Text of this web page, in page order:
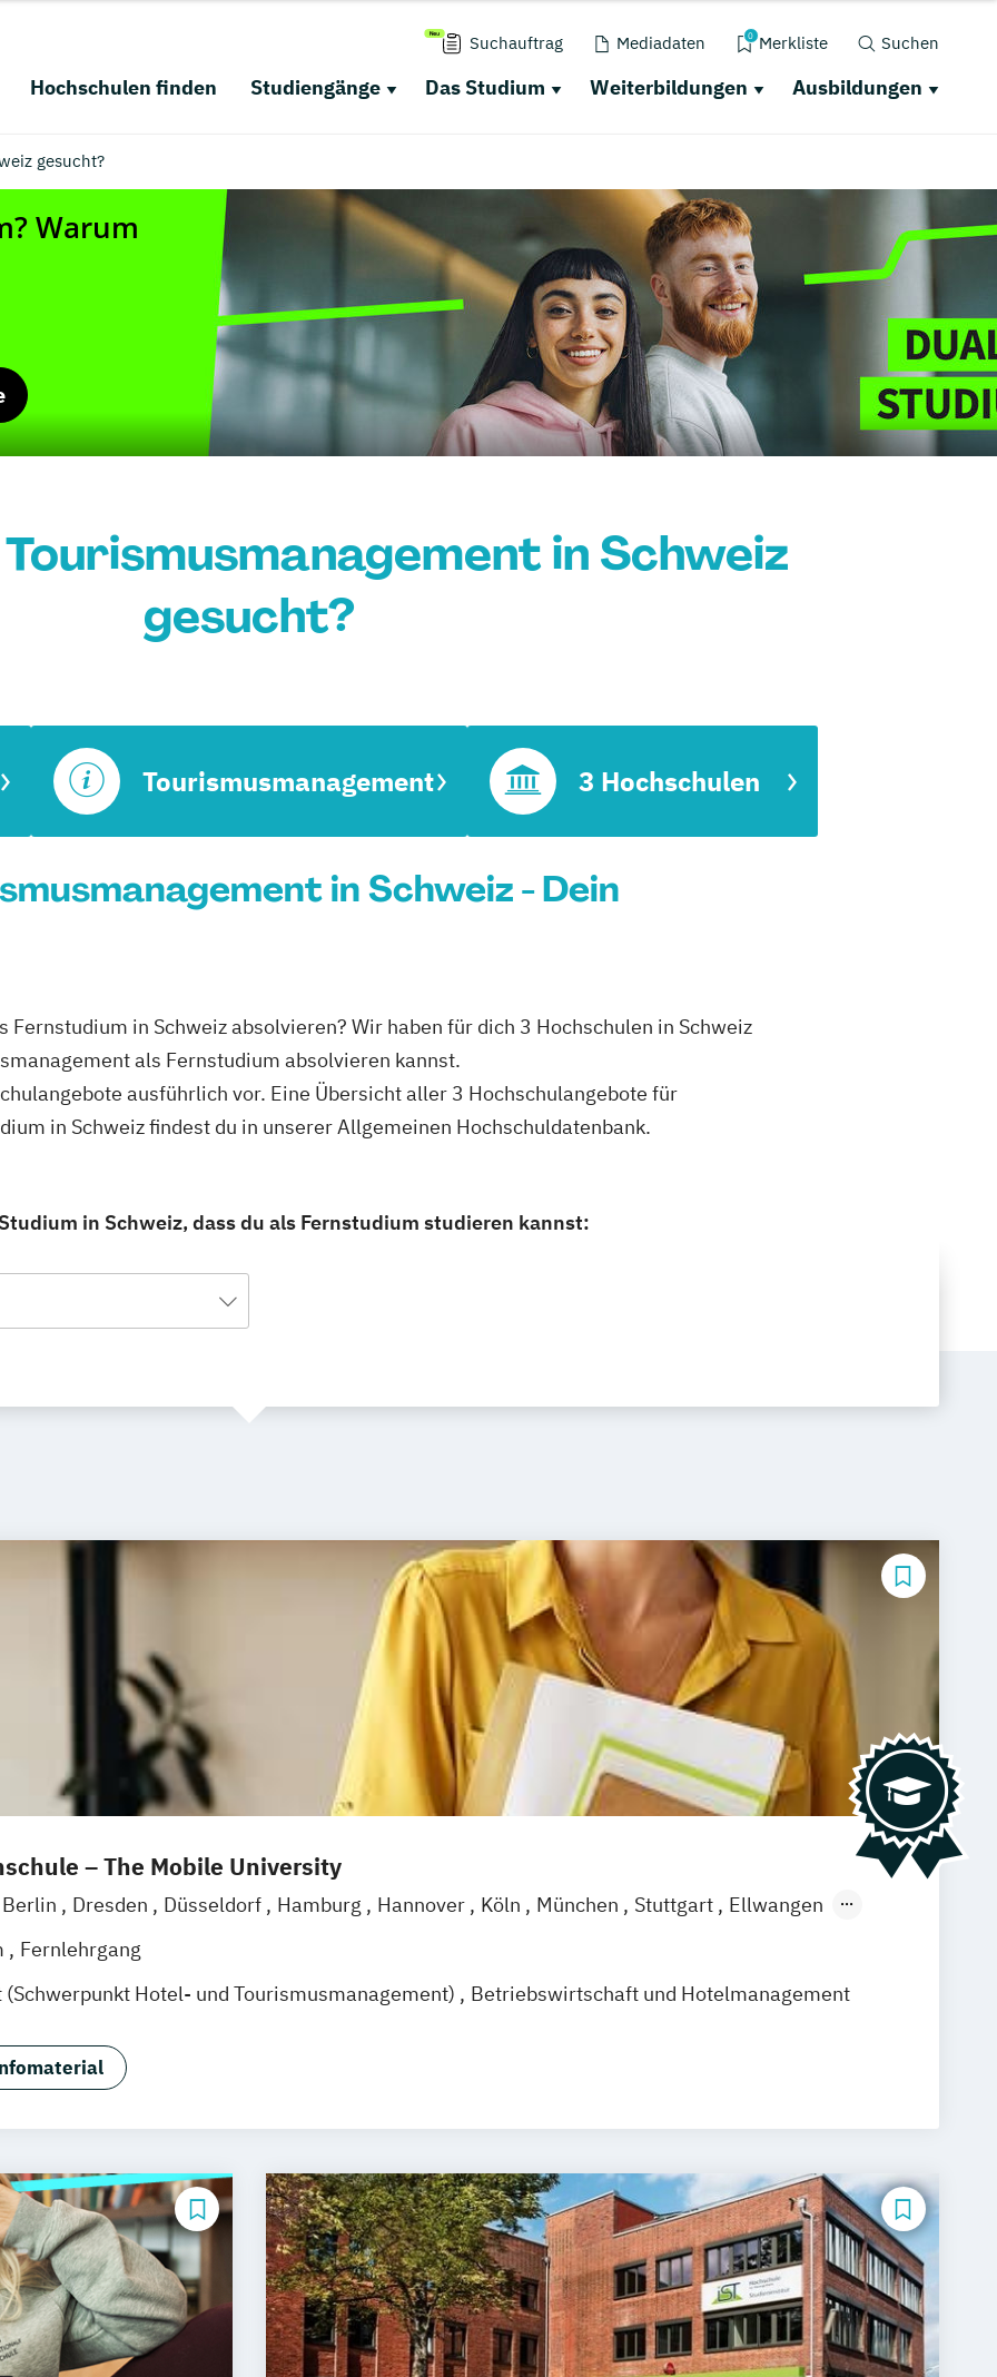
Suchauftrag Mediadaten 0 Merkliste Suchen
Hochschulen finden Studiengänge Das Studium Weiterbildungen Ausbildungen
gesucht?
in Schweiz
gesucht?
Tourismusmanagement 3 Hochschulen
in Schweiz - Dein
in Schweiz absolvieren? Wir haben für dich 3 Hochschulen in Schweiz
als Fernstudium absolvieren kannst.
ausführlich vor. Eine Übersicht aller 3 Hochschulangebote für
in Schweiz findest du in unserer Allgemeinen Hochschuldatenbank.
in Schweiz, dass du als Fernstudium studieren kannst:
– The Mobile University
Berlin Dresden Düsseldorf Hamburg Hannover Köln München Stuttgart
Ellwangen
Mannheim
Fernlehrgang
Hotel- und Tourismusmanagement)
Betriebswirtschaft und Hotelmanagement